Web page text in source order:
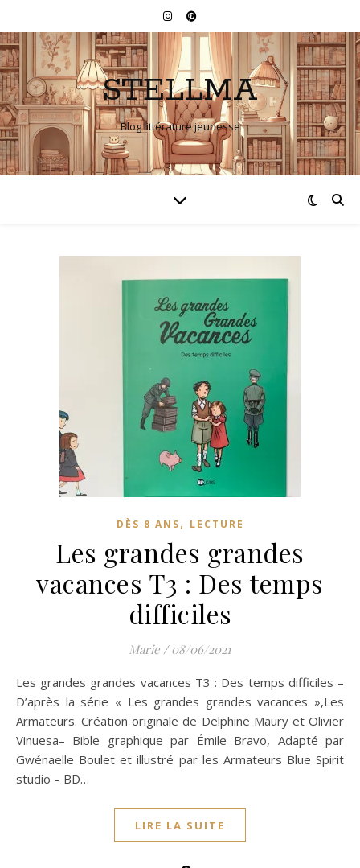
STELLMA
Blog littérature jeunesse
DÈS 8 ANS, LECTURE
Les grandes grandes
vacances T3 : Des temps
difficiles
Marie / 08/06/2021
Les grandes grandes vacances T3 : Des temps difficiles –
D’après la série « Les grandes grandes vacances »,Les
Armateurs. Création originale de Delphine Maury et Olivier
Vinuesa– Bible graphique par Émile Bravo, Adapté par
Gwénaelle Boulet et illustré par les Armateurs Blue Spirit
studio – BD…
LIRE LA SUITE